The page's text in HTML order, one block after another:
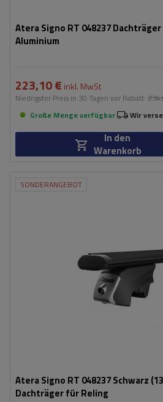
Atera Signo RT 048237
Aluminium
223,10 € inkl. MwSt
Niedrigster Preis in 30 Tagen vor Rabatt:
Große Menge verfügbar
Wir
In den
Warenkorb
SONDERANGEBOT
Atera Signo RT 048237 Schwarz
Dachträger für Reling